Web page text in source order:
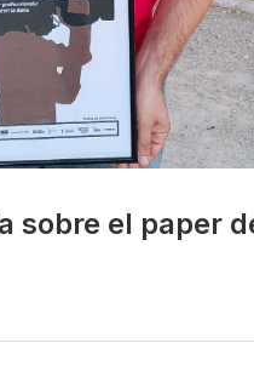
sobre el paper